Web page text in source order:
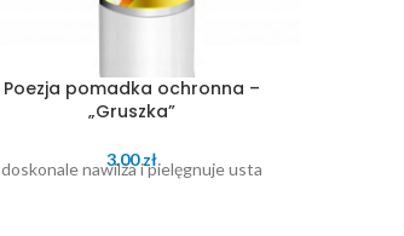
Poezja pomadka ochronna –
„Gruszka”
3.00zł
doskonale nawilża i pielęgnuje usta